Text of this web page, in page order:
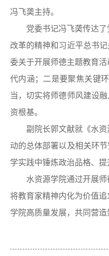
冯飞䶮主持。
党委书记冯飞䶮传达
改革的精神和习近平总书记
委关于开展师德主题教育
代内涵；二是要聚焦关键
当，切实将师德师风建设
资根基。
副院长郭文献就《水资
动的总体部署以及相关环
学实践中锤炼政治品格、
水资源学院通过开展
将教育家精神内化为价值
学院高质量发展，共同营